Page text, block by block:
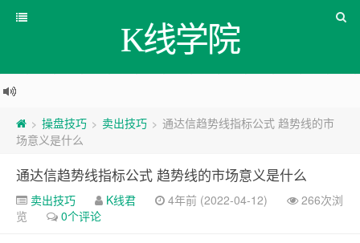
K线学院
> 操盘技巧 > 卖出技巧 > 通达信趋势线指标公式 趋势线的市
场意义是什么
通达信趋势线指标公式 趋势线的市场意义是什么
卖出技巧 K线君 4年前 (2022-04-12)
266次浏
览
0个评论